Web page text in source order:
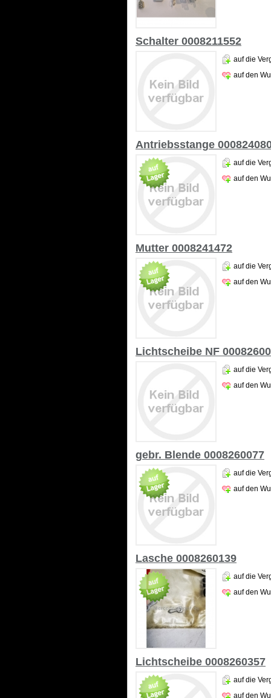
Schalter 0008211552
auf die
auf den
Antriebsstange
auf die
auf den
Mutter 0008241472
auf die
auf den
Lichtscheibe NF
auf die
auf den
gebr. Blende 0008260077
auf die
auf den
Lasche 0008260139
auf die
auf den
Lichtscheibe 0008260357
auf die
auf den